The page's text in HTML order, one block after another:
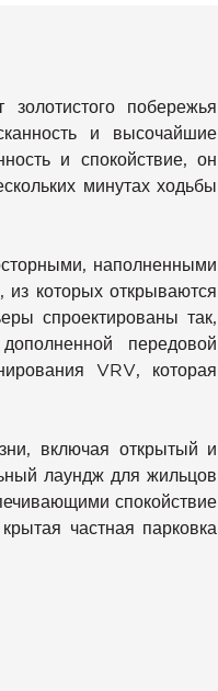
побережья
и высочайшие
и спокойствие, он
минутах ходьбы
наполненными
которых открываются
спроектированы так,
передовой
VRV, которая
включая открытый и
лаундж для жильцов
спокойствие
частная парковка